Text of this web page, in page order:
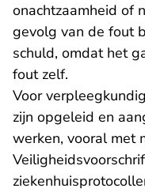
onachtzaamheid of
gevolg van de fout
schuld, omdat het
fout zelf.
Voor
zijn opgeleid en
werken, vooral met